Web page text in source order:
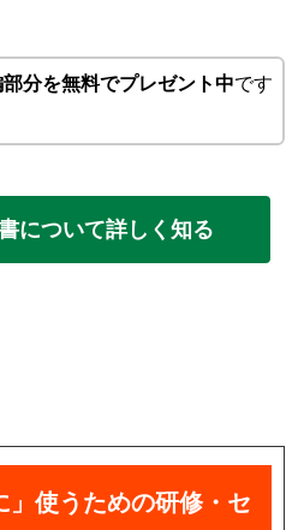
分を無料でプレゼント中です
について詳しく知る
」使うための研修・セ